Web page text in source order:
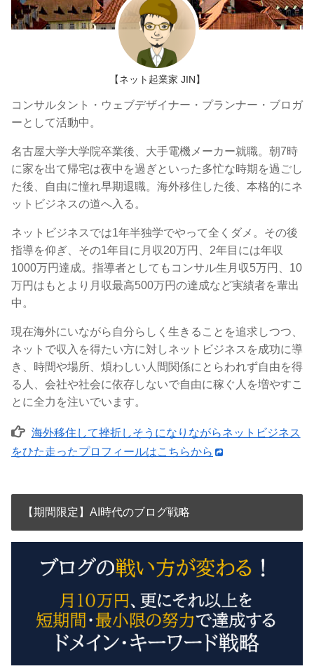
【ネット起業家 JIN】
コンサルタント・ウェブデザイナー・プランナー・ブロガ
ーとして活動中。
名古屋大学大学院卒業後、大手電機メーカー就職。朝7時
に家を出て帰宅は夜中を過ぎといった多忙な時期を過ごし
た後、自由に憧れ早期退職。海外移住した後、本格的にネ
ットビジネスの道へ入る。
ネットビジネスでは1年半独学でやって全くダメ。その後
指導を仰ぎ、その1年目に月収20万円、2年目には年収
1000万円達成。指導者としてもコンサル生月収5万円、10
万円はもとより月収最高500万円の達成など実績者を輩出
中。
現在海外にいながら自分らしく生きることを追求しつつ、
ネットで収入を得たい方に対しネットビジネスを成功に導
き、時間や場所、煩わしい人間関係にとらわれず自由を得
る人、会社や社会に依存しないで自由に稼ぐ人を増やすこ
とに全力を注いでいます。
海外移住して挫折しそうになりながらネットビジネス
をひた走ったプロフィールはこちらから
【期間限定】AI時代のブログ戦略